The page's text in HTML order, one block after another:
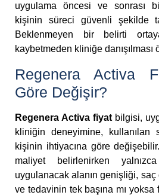
uygulama öncesi ve sonrası
kişinin süreci güvenli şekilde
Beklenmeyen bir belirti
kaybetmeden kliniğe danışılması
Regenera Activa
Göre Değişir?
Regenera Activa fiyat bilgisi,
kliniğin deneyimine, kullanılan
kişinin ihtiyacına göre
maliyet belirlenirken
uygulanacak alanın genişliği,
ve tedavinin tek başına mı yoksa